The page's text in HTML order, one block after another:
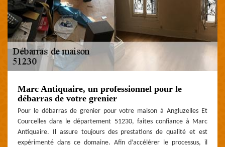
Marc Antiquaire, un professionnel pour le
débarras de votre grenier
Pour le débarras de grenier pour votre maison à Angluzelles Et
Courcelles dans le département 51230, faites confiance à Marc
Antiquaire. Il assure toujours des prestations de qualité et est
expérimenté dans ce domaine. Afin d’accélérer le processus, il